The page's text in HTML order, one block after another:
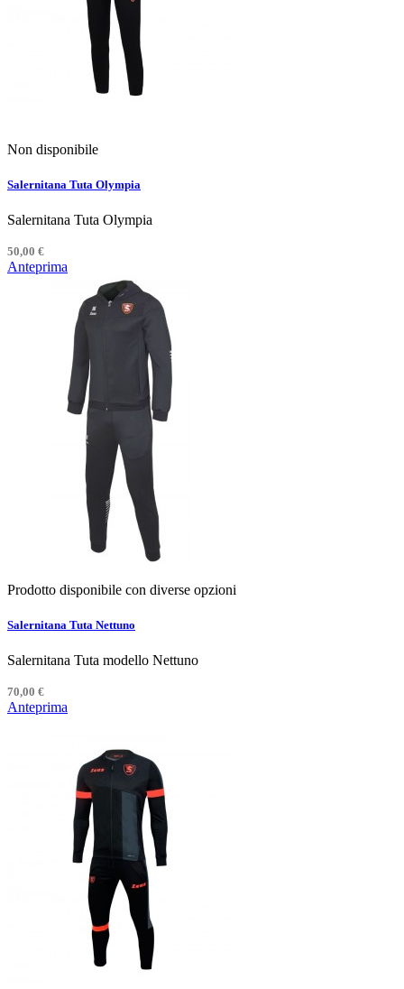
Non disponibile
Salernitana Tuta Olympia
Salernitana Tuta Olympia
50,00 €
Anteprima
Prodotto disponibile con diverse opzioni
Salernitana Tuta Nettuno
Salernitana Tuta modello Nettuno
70,00 €
Anteprima